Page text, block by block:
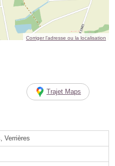
Corriger l’adresse ou la localisation
Trajet Maps
Verrières